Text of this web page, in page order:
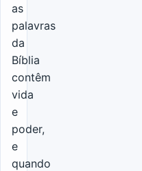
as
palavras
da
Bíblia
contêm
vida
e
poder,
e
quando